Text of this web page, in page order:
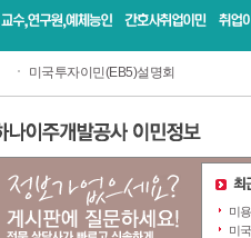
미국투자이민(EB5)설명회
미
미